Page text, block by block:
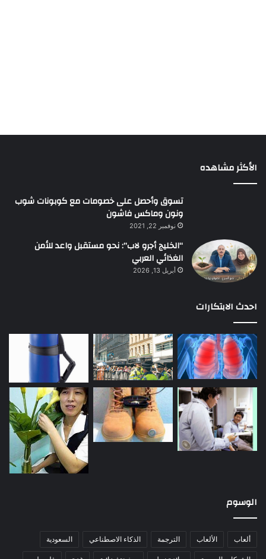
الأكثر مشاهده
تسوق وأحصل على خصومات مع كوبونات شوب
ونون وماكس فاشون
نوفمبر 22, 2021
“الخليج أجرو لاب”: نحو مستقبل واعد للأمن
الغذائي العربي
أبريل 13, 2026
احدث الابتكارات
الوسوم
ألعاب الألعاب الترجمة الذكاء الاصطناعي السعودية